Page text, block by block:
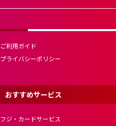
ご利用ガイド
プライバシーポリシー
おすすめサービス
フジ・カードサービス